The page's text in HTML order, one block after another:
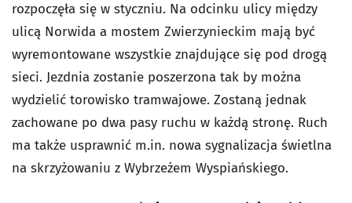
rozpoczęła się w styczniu. Na odcinku ulicy między
ulicą Norwida a mostem Zwierzynieckim mają być
wyremontowane wszystkie znajdujące się pod drogą
sieci. Jezdnia zostanie poszerzona tak by można
wydzielić torowisko tramwajowe. Zostaną jednak
zachowane po dwa pasy ruchu w każdą stronę. Ruch
ma także usprawnić m.in. nowa sygnalizacja świetlna
na skrzyżowaniu z Wybrzeżem Wyspiańskiego.